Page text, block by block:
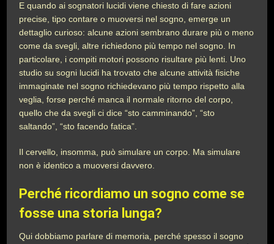
E quando ai sognatori lucidi viene chiesto di fare azioni
precise, tipo contare o muoversi nel sogno, emerge un
dettaglio curioso: alcune azioni sembrano durare più o meno
come da svegli, altre richiedono più tempo nel sogno. In
particolare, i compiti motori possono risultare più lenti. Uno
studio su sogni lucidi ha trovato che alcune attività fisiche
immaginate nel sogno richiedevano più tempo rispetto alla
veglia, forse perché manca il normale ritorno del corpo,
quello che da svegli ci dice “sto camminando”, “sto
saltando”, “sto facendo fatica”.
Il cervello, insomma, può simulare un corpo. Ma simulare
non è identico a muoversi davvero.
Perché ricordiamo un sogno come se
fosse una storia lunga?
Qui dobbiamo parlare di memoria, perché spesso il sogno